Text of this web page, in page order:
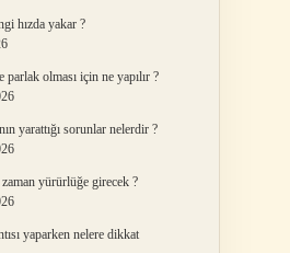
hızda yakar ?
olması için ne yapılır ?
yarattığı sorunlar nelerdir ?
yürürlüğe girecek ?
yaparken nelere dikkat